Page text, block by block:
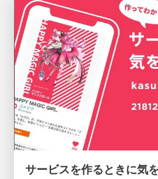
サービスを作るときに気